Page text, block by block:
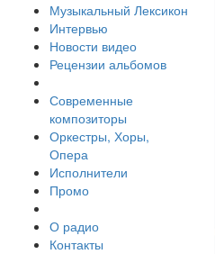
Музыкальный Лексикон
Интервью
Новости видео
Рецензии альбомов
Современные
композиторы
Оркестры, Хоры,
Опера
Исполнители
Промо
О радио
Контакты